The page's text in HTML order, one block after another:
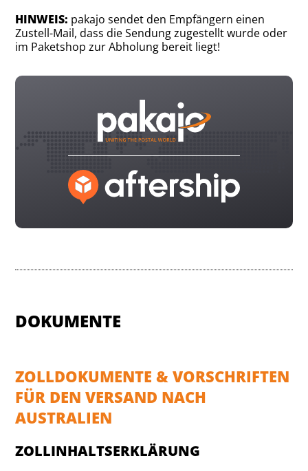
HINWEIS: pakajo sendet den Empfängern einen
Zustell-Mail, dass die Sendung zugestellt wurde oder
im Paketshop zur Abholung bereit liegt!
DOKUMENTE
ZOLLDOKUMENTE & VORSCHRIFTEN
FÜR DEN VERSAND NACH
AUSTRALIEN
ZOLLINHALTSERKLÄRUNG